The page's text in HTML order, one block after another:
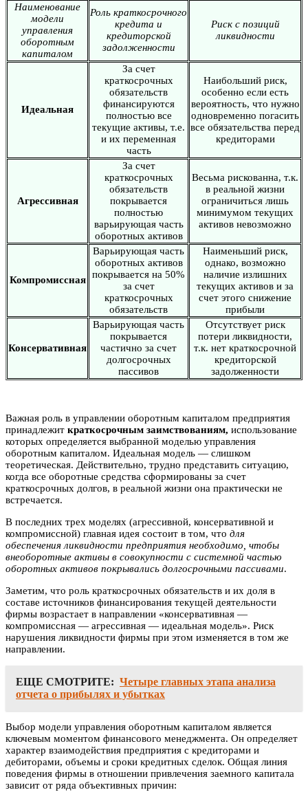
Наименование
модели
управления
оборотным
капиталом
Роль краткосрочного
кредита и
кредиторской
задолженности
Риск с позиций
ликвидности
Идеальная
За счет
краткосрочных
обязательств
финансируются
полностью все
текущие активы, т.е.
и их переменная
часть
Наибольший риск,
особенно если есть
вероятность, что нужно
одновременно погасить
все обязательства перед
кредиторами
Агрессивная
За счет
краткосрочных
обязательств
покрывается
полностью
варьирующая часть
оборотных активов
Весьма рискованна, т.к.
в реальной жизни
ограничиться лишь
минимумом текущих
активов невозможно
Компромиссная
Варьирующая часть
оборотных активов
покрывается на 50%
за счет
краткосрочных
обязательств
Наименьший риск,
однако, возможно
наличие излишних
текущих активов и за
счет этого снижение
прибыли
Консервативная
Варьирующая часть
покрывается
частично за счет
долгосрочных
пассивов
Отсутствует риск
потери ликвидности,
т.к. нет краткосрочной
кредиторской
задолженности
Важная роль в управлении оборотным капиталом предприятия
принадлежит краткосрочным заимствованиям, использование
которых определяется выбранной моделью управления
оборотным капиталом. Идеальная модель — слишком
теоретическая. Действительно, трудно представить ситуацию,
когда все оборотные средства сформированы за счет
краткосрочных долгов, в реальной жизни она практически не
встречается.
В последних трех моделях (агрессивной, консервативной и
компромиссной) главная идея состоит в том, что для
обеспечения ликвидности предприятия необходимо, чтобы
внеоборотные активы в совокупности с системной частью
оборотных активов покрывались долгосрочными пассивами.
Заметим, что роль краткосрочных обязательств и их доля в
составе источников финансирования текущей деятельности
фирмы возрастает в направлении «консервативная —
компромиссная — агрессивная — идеальная модель». Риск
нарушения ликвидности фирмы при этом изменяется в том же
направлении.
ЕЩЕ СМОТРИТЕ: Четыре главных этапа анализа
отчета о прибылях и убытках
Выбор модели управления оборотным капиталом является
ключевым моментом финансового менеджмента. Он определяет
характер взаимодействия предприятия с кредиторами и
дебиторами, объемы и сроки кредитных сделок. Общая линия
поведения фирмы в отношении привлечения заемного капитала
зависит от ряда объективных причин: